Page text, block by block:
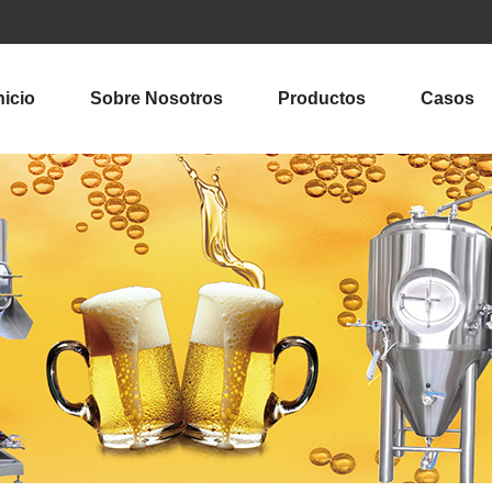
Sobre Nosotros Productos Casos